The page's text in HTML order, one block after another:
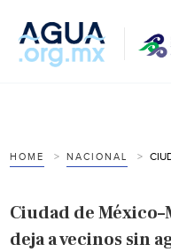
HOME NACIONAL
Ciudad de
deja a vecinos sin